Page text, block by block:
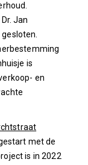
Jan
is
en
met de
is in 2022